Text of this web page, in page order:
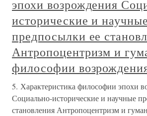
эпохи возрождения
исторические и научные
предпосылки ее
Антропоцентризм и
философии
5. Характеристика философии эпохи
Социально-исторические и научные
становления Антропоцентризм и